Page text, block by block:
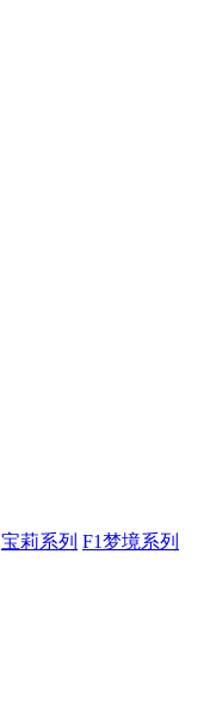
宝莉系列 F1梦境系列